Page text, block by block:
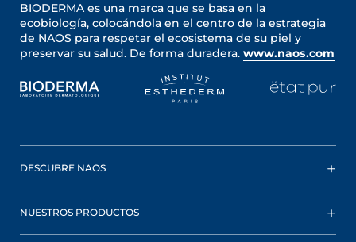
BIODERMA es una marca que se basa en la
ecobiología, colocándola en el centro de la estrategia
de NAOS para respetar el ecosistema de su piel y
preservar su salud. De forma duradera. www.naos.com
DESCUBRE NAOS
NUESTROS PRODUCTOS